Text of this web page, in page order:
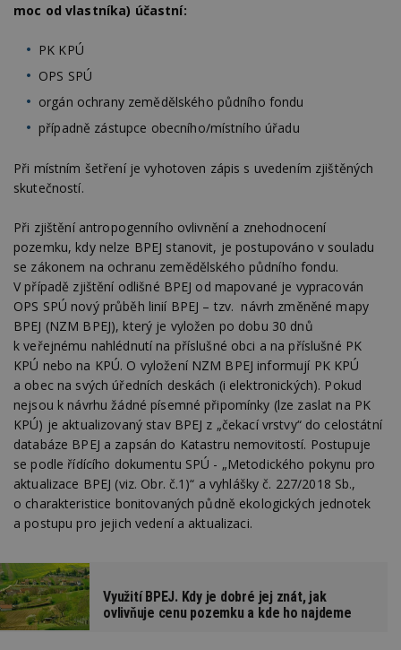
moc od vlastníka) účastní:
PK KPÚ
OPS SPÚ
orgán ochrany zemědělského půdního fondu
případně zástupce obecního/místního úřadu
Při místním šetření je vyhotoven zápis s uvedením zjištěných
skutečností.
Při zjištění antropogenního ovlivnění a znehodnocení
pozemku, kdy nelze BPEJ stanovit, je postupováno v souladu
se zákonem na ochranu zemědělského půdního fondu.
V případě zjištění odlišné BPEJ od mapované je vypracován
OPS SPÚ nový průběh linií BPEJ – tzv. návrh změněné mapy
BPEJ (NZM BPEJ), který je vyložen po dobu 30 dnů
k veřejnému nahlédnutí na příslušné obci a na příslušné PK
KPÚ nebo na KPÚ. O vyložení NZM BPEJ informují PK KPÚ
a obec na svých úředních deskách (i elektronických). Pokud
nejsou k návrhu žádné písemné připomínky (lze zaslat na PK
KPÚ) je aktualizovaný stav BPEJ z „čekací vrstvy“ do celostátní
databáze BPEJ a zapsán do Katastru nemovitostí. Postupuje
se podle řídícího dokumentu SPÚ - „Metodického pokynu pro
aktualizace BPEJ (viz. Obr. č.1)“ a vyhlášky č. 227/2018 Sb.,
o charakteristice bonitovaných půdně ekologických jednotek
a postupu pro jejich vedení a aktualizaci.
Využití BPEJ. Kdy je dobré jej znát, jak
ovlivňuje cenu pozemku a kde ho najdeme